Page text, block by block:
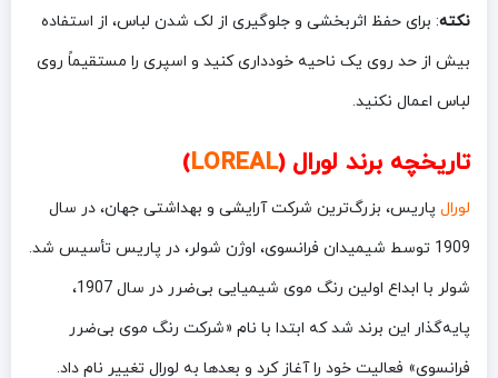
نکته: برای حفظ اثربخشی و جلوگیری از لک شدن لباس، از استفاده
بیش از حد روی یک ناحیه خودداری کنید و اسپری را مستقیماً روی
لباس اعمال نکنید.
تاریخچه برند لورال (LOREAL
)
لورال پاریس، بزرگ‌ترین شرکت آرایشی و بهداشتی جهان، در سال
1909 توسط شیمیدان فرانسوی، اوژن شولر، در پاریس تأسیس شد.
شولر با ابداع اولین رنگ موی شیمیایی بی‌ضرر در سال 1907،
پایه‌گذار این برند شد که ابتدا با نام «شرکت رنگ موی بی‌ضرر
فرانسوی» فعالیت خود را آغاز کرد و بعدها به لورال تغییر نام داد.